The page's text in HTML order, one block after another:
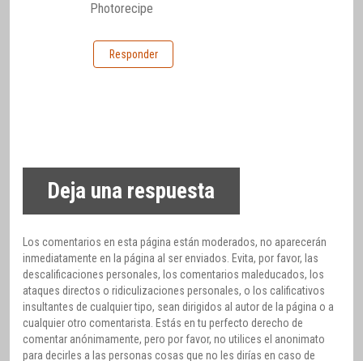
Photorecipe
Responder
Deja una respuesta
Los comentarios en esta página están moderados, no aparecerán
inmediatamente en la página al ser enviados. Evita, por favor, las
descalificaciones personales, los comentarios maleducados, los
ataques directos o ridiculizaciones personales, o los calificativos
insultantes de cualquier tipo, sean dirigidos al autor de la página o a
cualquier otro comentarista. Estás en tu perfecto derecho de
comentar anónimamente, pero por favor, no utilices el anonimato
para decirles a las personas cosas que no les dirías en caso de